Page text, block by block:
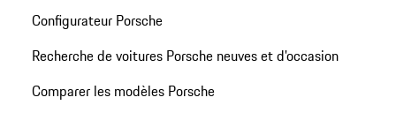
Configurateur Porsche
Recherche de voitures Porsche neuves et d'occasion
Comparer les modèles Porsche